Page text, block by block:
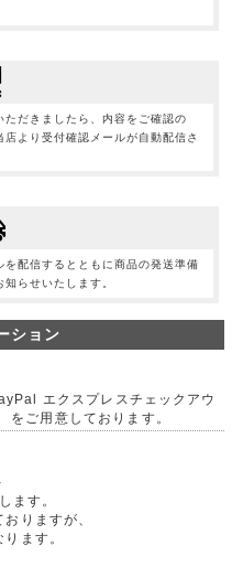
だきましたら、内容をご確認の
店より受付確認メールが自動配信さ
配信するとともに商品の発送準備
らせいたします。
ション
エクスプレスチェックアウ
をご用意しております。
ます。
りますが、
ます。